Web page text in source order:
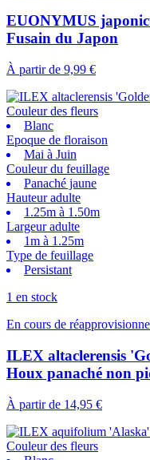
EUONYMUS
Fusain du Japon
À partir de 9,99 €
Couleur des fleurs
Blanc
Epoque de floraison
Mai à Juin
Couleur du feuillage
Panaché jaune
Hauteur adulte
1.25m à 1.50m
Largeur adulte
1m à 1.25m
Type de feuillage
Persistant
1 en stock
En cours de
ILEX altaclerensis
Houx panaché non
À partir de 14,95 €
Couleur des fleurs